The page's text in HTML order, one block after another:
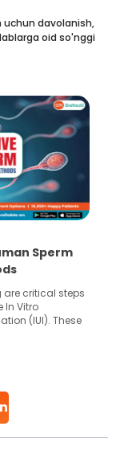
uchun davolanish,
oid so'nggi
Sperm
critical steps
In Vitro
(IUI). These
dream of